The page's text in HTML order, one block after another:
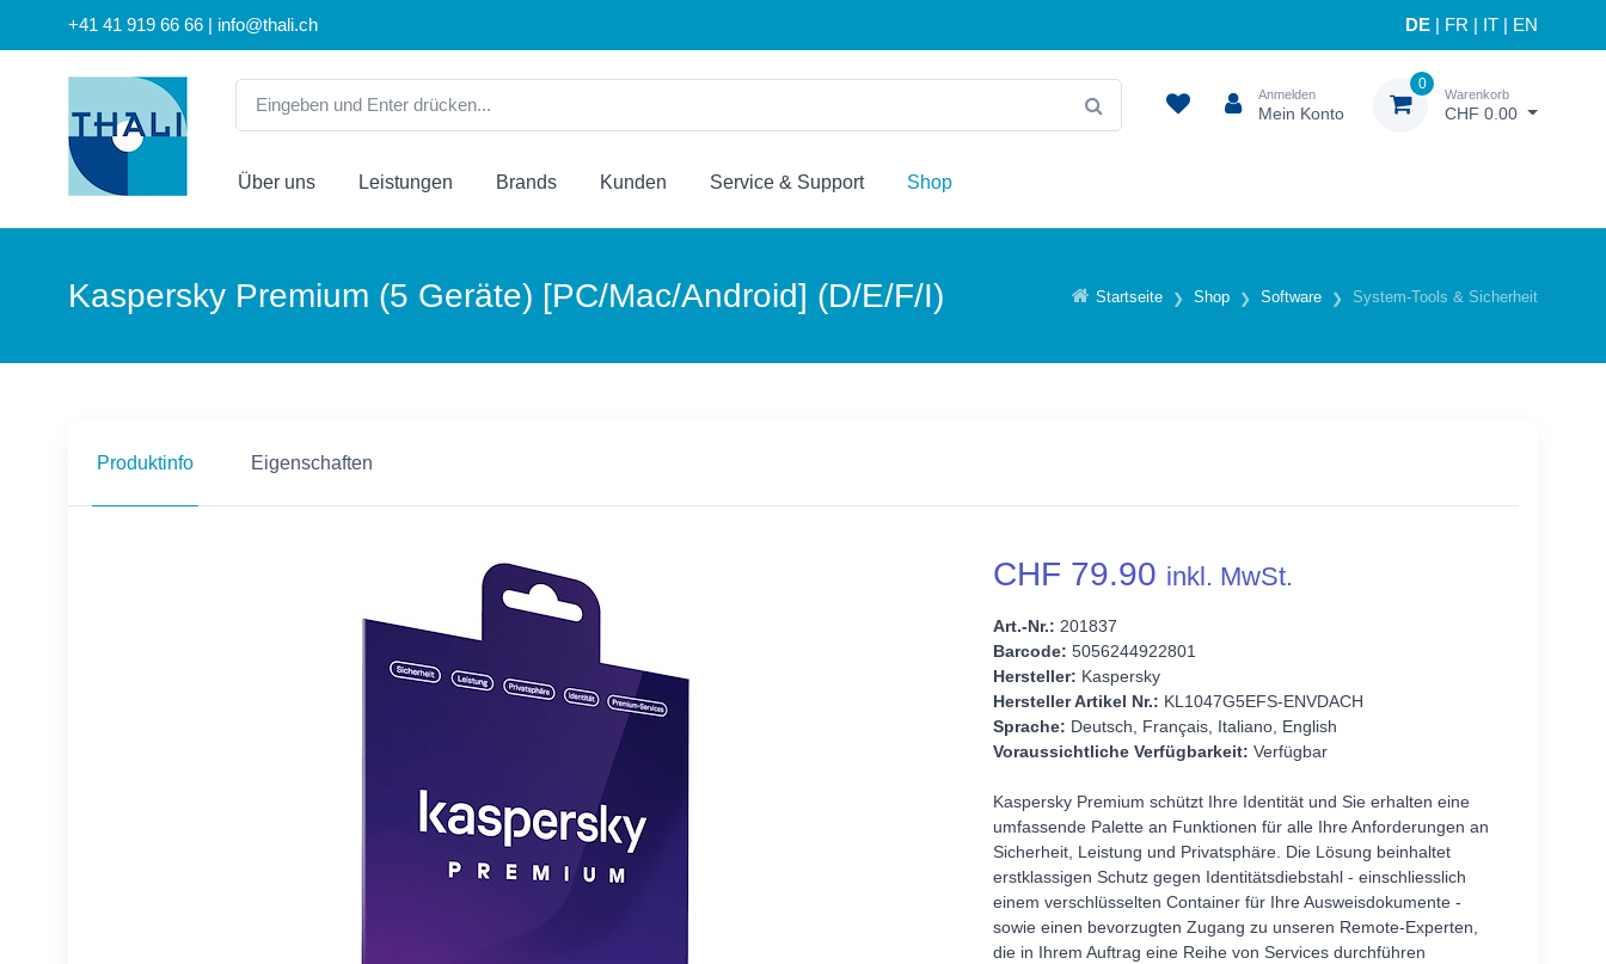
+41 41 919 66 66 | info@thali.ch DE FR IT EN
Anmelden
Mein Konto
0
Warenkorb
CHF 0.00
Über uns Leistungen Brands Kunden Service & Support Shop
Startseite Shop Software System-Tools & Sicherheit
Kaspersky Premium (5 Geräte) [PC/Mac/Android] (D/E/F/I)
Produktinfo Eigenschaften
CHF 79.90 inkl. MwSt.
Art.-Nr.: 201837
Barcode: 5056244922801
Hersteller: Kaspersky
Hersteller Artikel Nr.: KL1047G5EFS-ENVDACH
Sprache: Deutsch, Français, Italiano, English
Voraussichtliche Verfügbarkeit: Verfügbar
Kaspersky Premium schützt Ihre Identität und Sie erhalten eine
umfassende Palette an Funktionen für alle Ihre Anforderungen an
Sicherheit, Leistung und Privatsphäre. Die Lösung beinhaltet
erstklassigen Schutz gegen Identitätsdiebstahl - einschliesslich
einem verschlüsselten Container für Ihre Ausweisdokumente -
sowie einen bevorzugten Zugang zu unseren Remote-Experten,
die in Ihrem Auftrag eine Reihe von Services durchführen